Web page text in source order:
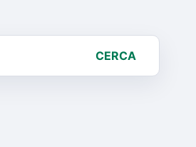
CERCA